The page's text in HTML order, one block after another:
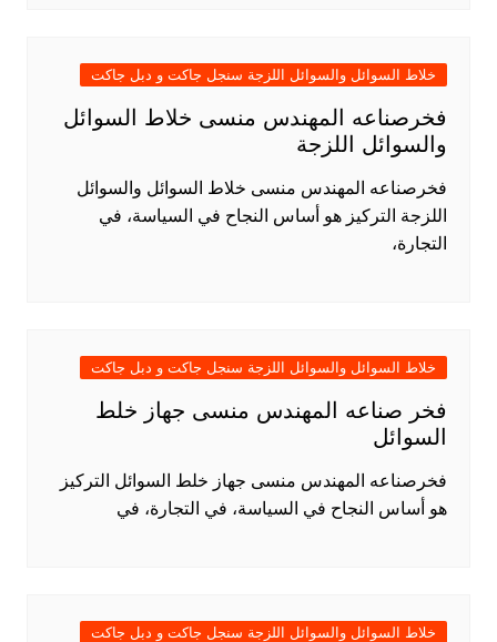
خلاط السوائل والسوائل اللزجة سنجل جاكت و دبل جاكت
فخرصناعه المهندس منسى خلاط السوائل
والسوائل اللزجة
فخرصناعه المهندس منسى خلاط السوائل والسوائل
اللزجة التركيز هو أساس النجاح في السياسة، في
التجارة،
خلاط السوائل والسوائل اللزجة سنجل جاكت و دبل جاكت
فخر صناعه المهندس منسى جهاز خلط
السوائل
فخرصناعه المهندس منسى جهاز خلط السوائل التركيز
هو أساس النجاح في السياسة، في التجارة، في
خلاط السوائل والسوائل اللزجة سنجل جاكت و دبل جاكت